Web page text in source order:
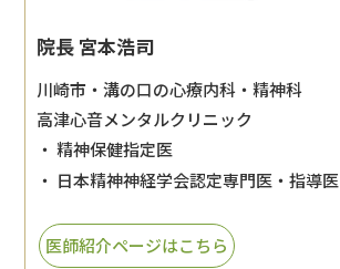
院長 宮本浩司
川崎市・溝の口の心療内科・精神科
高津心音メンタルクリニック
・ 精神保健指定医
・ 日本精神神経学会認定専門医・指導医
医師紹介ページはこちら